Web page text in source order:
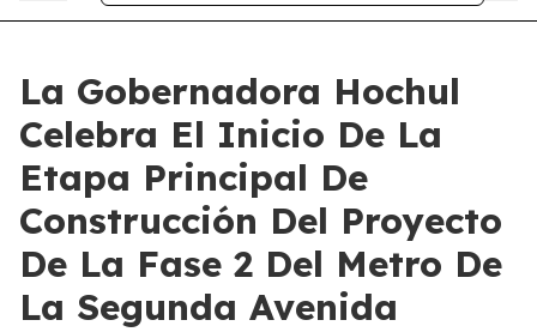
La Gobernadora Hochul
Celebra El Inicio De La
Etapa Principal De
Construcción Del Proyecto
De La Fase 2 Del Metro De
La Segunda Avenida